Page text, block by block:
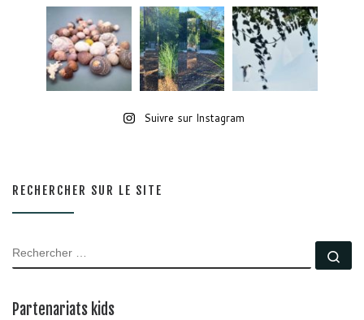
Suivre sur Instagram
RECHERCHER SUR LE SITE
RECHERCHER
Partenariats kids